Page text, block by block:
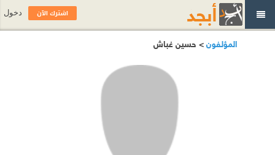
المؤلفون> حسين غباش
اشترك الآن دخول